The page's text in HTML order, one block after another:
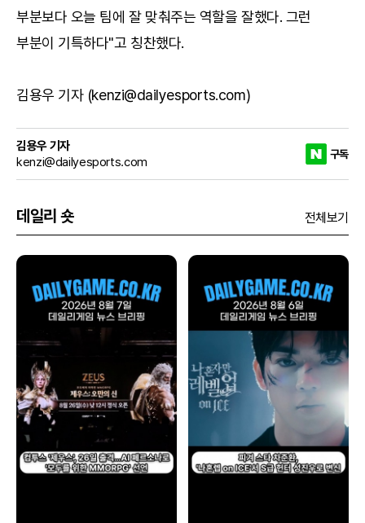
부분보다 오늘 팀에 잘 맞춰주는 역할을 잘했다. 그런
부분이 기특하다"고 칭찬했다.
김용우 기자 (kenzi@dailyesports.com)
김용우 기자
kenzi@dailyesports.com
구독
데일리 숏 전체보기